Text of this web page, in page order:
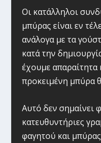
Οι κατάλληλοι
μπύρας είναι εν
ανάλογα με τα
κατά την
έχουμε
προκειμένη μπύρα
Αυτό δεν σημαίνει
κατευθυντήριες
φαγητού και